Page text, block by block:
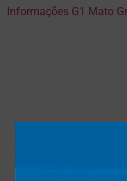
Informações G1 Mato